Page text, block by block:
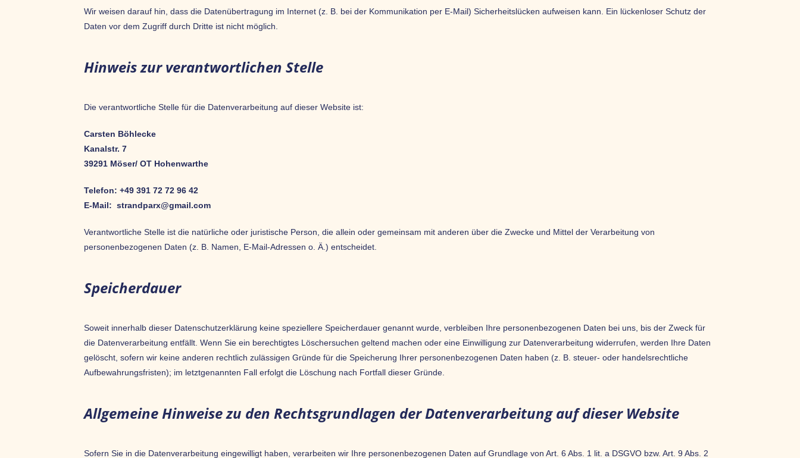
Wir weisen darauf hin, dass die Datenübertragung im Internet (z. B. bei der Kommunikation per E-Mail) Sicherheitslücken aufweisen kann. Ein lückenloser Schutz der
Daten vor dem Zugriff durch Dritte ist nicht möglich.
Hinweis zur verantwortlichen Stelle
Die verantwortliche Stelle für die Datenverarbeitung auf dieser Website ist:
Carsten Böhlecke
Kanalstr. 7
39291 Möser/ OT Hohenwarthe
Telefon: +49 391 72 72 96 42
E-Mail: strandparx@gmail.com
Verantwortliche Stelle ist die natürliche oder juristische Person, die allein oder gemeinsam mit anderen über die Zwecke und Mittel der Verarbeitung von
personenbezogenen Daten (z. B. Namen, E-Mail-Adressen o. Ä.) entscheidet.
Speicherdauer
Soweit innerhalb dieser Datenschutzerklärung keine speziellere Speicherdauer genannt wurde, verbleiben Ihre personenbezogenen Daten bei uns, bis der Zweck für
die Datenverarbeitung entfällt. Wenn Sie ein berechtigtes Löschersuchen geltend machen oder eine Einwilligung zur Datenverarbeitung widerrufen, werden Ihre Daten
gelöscht, sofern wir keine anderen rechtlich zulässigen Gründe für die Speicherung Ihrer personenbezogenen Daten haben (z. B. steuer- oder handelsrechtliche
Aufbewahrungsfristen); im letztgenannten Fall erfolgt die Löschung nach Fortfall dieser Gründe.
Allgemeine Hinweise zu den Rechtsgrundlagen der Datenverarbeitung auf dieser Website
Sofern Sie in die Datenverarbeitung eingewilligt haben, verarbeiten wir Ihre personenbezogenen Daten auf Grundlage von Art. 6 Abs. 1 lit. a DSGVO bzw. Art. 9 Abs. 2